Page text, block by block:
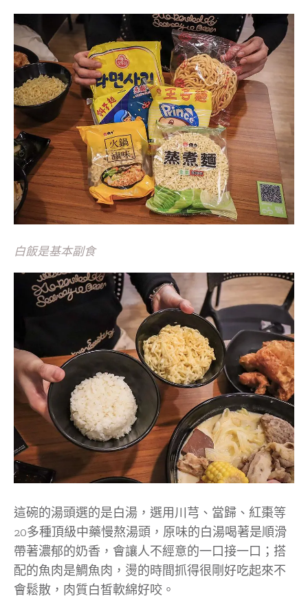
白飯是基本副食
這碗的湯頭選的是白湯，選用川芎、當歸、紅棗等
20多種頂級中藥慢熬湯頭，原味的白湯喝著是順滑
帶著濃郁的奶香，會讓人不經意的一口接一口；搭
配的魚肉是鯛魚肉，燙的時間抓得很剛好吃起來不
會鬆散，肉質白皙軟綿好咬。